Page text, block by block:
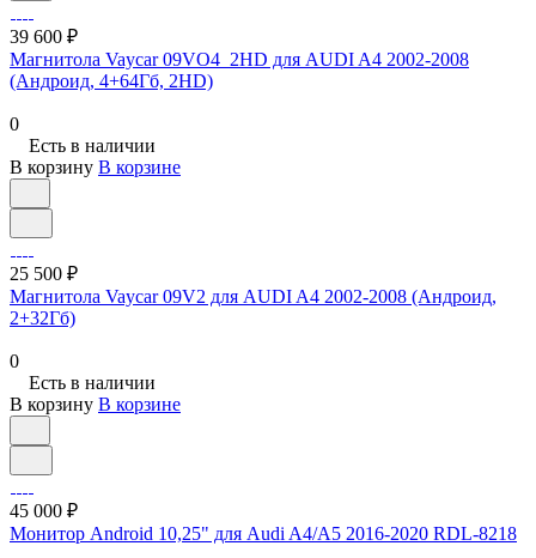
39 600 ₽
Магнитола Vaycar 09VO4_2HD для AUDI A4 2002-2008
(Андроид, 4+64Гб, 2HD)
0
Есть в наличии
В корзину В корзине
25 500 ₽
Магнитола Vaycar 09V2 для AUDI A4 2002-2008 (Андроид,
2+32Гб)
0
Есть в наличии
В корзину В корзине
45 000 ₽
Монитор Android 10,25" для Audi A4/A5 2016-2020 RDL-8218